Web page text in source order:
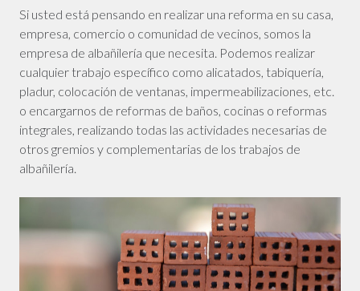
Si usted está pensando en realizar una reforma en su casa,
empresa, comercio o comunidad de vecinos, somos la
empresa de albañilería que necesita. Podemos realizar
cualquier trabajo específico como alicatados, tabiquería,
pladur, colocación de ventanas, impermeabilizaciones, etc.
o encargarnos de reformas de baños, cocinas o reformas
integrales, realizando todas las actividades necesarias de
otros gremios y complementarias de los trabajos de
albañilería.